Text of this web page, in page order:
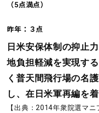
（5点満点）
昨年：３点
日米安保体制の抑止
地負担軽減を実現す
く普天間飛行場の名
し、在日米軍再編を
【出典：2014年衆院選マニ